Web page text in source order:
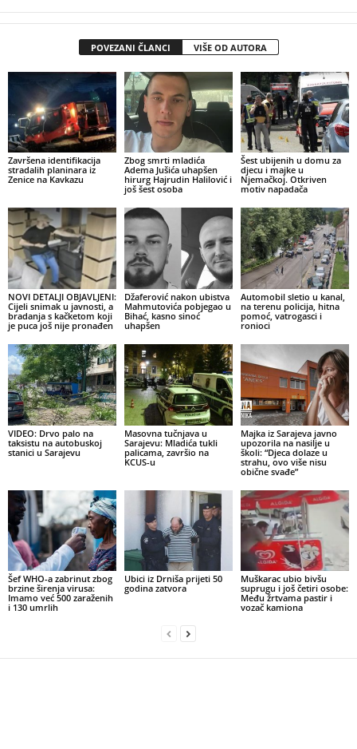
POVEZANI ČLANCI VIŠE OD AUTORA
Završena identifikacija
stradalih planinara iz
Zenice na Kavkazu
Zbog smrti mladića
Adema Jušića uhapšen
hirurg Hajrudin Halilović i
još šest osoba
Šest ubijenih u domu za
djecu i majke u
Njemačkoj. Otkriven
motiv napadača
NOVI DETALJI OBJAVLJENI:
Cijeli snimak u javnosti, a
bradanja s kačketom koji
je puca još nije pronađen
Džaferović nakon ubistva
Mahmutovića pobjegao u
Bihać, kasno sinoć
uhapšen
Automobil sletio u kanal,
na terenu policija, hitna
pomoć, vatrogasci i
ronioci
VIDEO: Drvo palo na
taksistu na autobuskoj
stanici u Sarajevu
Masovna tučnjava u
Sarajevu: Mladića tukli
palicama, završio na
KCUS-u
Majka iz Sarajeva javno
upozorila na nasilje u
školi: “Djeca dolaze u
strahu, ovo više nisu
obične svađe”
Šef WHO-a zabrinut zbog
brzine širenja virusa:
Imamo već 500 zaraženih
i 130 umrlih
Ubici iz Drniša prijeti 50
godina zatvora
Muškarac ubio bivšu
suprugu i još četiri osobe:
Među žrtvama pastir i
vozač kamiona